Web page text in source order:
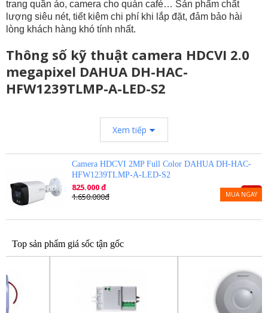
trang quần áo, camera cho quán café… Sản phẩm chất
lượng siêu nét, tiết kiệm chi phí khi lắp đặt, đảm bảo hài
lòng khách hàng khó tính nhất.
Thông số kỹ thuật camera HDCVI 2.0
megapixel DAHUA DH-HAC-
HFW1239TLMP-A-LED-S2
– Cảm biến CMOS kích thước 1/2.8”, 25/30fps@1080P
– Hỗ trợ công nghệ full-color Starligh với độ nhạy sáng
0.001Lux/F1.6, Lux White Light on.
– Chế độ ngày đêm(color), tự động cân bằng trắng (AWB), tự động
bù tín hiệu ảnh (AGC). Chống chói sáng HLC, bù sáng BLC, chống
ngược sáng WDR (130dB), chống nhiễu (3DNR)
– Ống kính cố định 3.6mm.
– Hỗ trợ công nghệ Super Adapt (tự động cân bằng ánh sáng)
– Chuẩn chống nước IP67.
– Môi trường làm việc từ -40°C~+60°C
– Xuất xứ: Trung Quốc.
– Bảo hành: 24 tháng.
Xem tiếp
Camera HDCVI 2MP Full Color DAHUA DH-HAC-
HFW1239TLMP-A-LED-S2
825.000 đ
1.650.000đ
-50%
MUA NGAY
Top sản phẩm giá sốc tận gốc